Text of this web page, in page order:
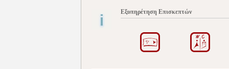
Εξυπηρέτηση Επισκεπτών